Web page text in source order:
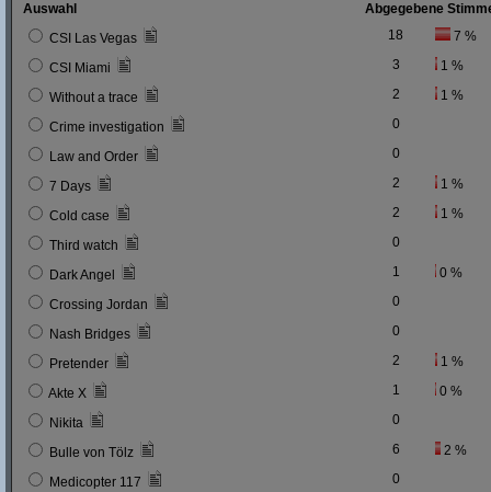
Auswahl
Abgegebene
CSI Las Vegas
18 7 %
CSI Miami 3 1 %
Without a trace 2 1 %
Crime investigation 0
Law and Order 0
7 Days 2 1 %
Cold case 2 1 %
Third watch 0
Dark Angel 1 0 %
Crossing Jordan 0
Nash Bridges 0
Pretender 2 1 %
Akte X 1 0 %
Nikita 0
Bulle von Tölz 6 2 %
Medicopter 117 0